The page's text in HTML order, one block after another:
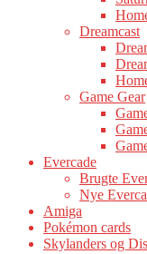
Dreamcast
Game Gear
Evercade
Brugte
Nye
Amiga
Pokémon cards
Skylanders og